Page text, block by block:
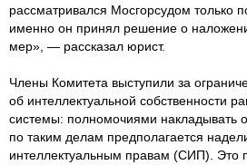
рассматривался Мосгорсудом только
именно он принял решение о
мер», — рассказал юрист.
Члены Комитета выступили за
об интеллектуальной собственности
системы: полномочиями накладывать
по таким делам предполагается
интеллектуальным правам (СИП). Это